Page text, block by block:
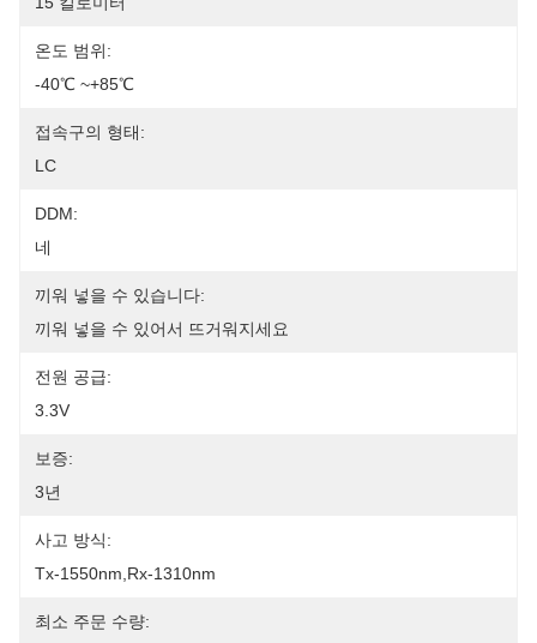
온도 범위:
-40℃ ~+85℃
접속구의 형태:
LC
DDM:
네
끼워 넣을 수 있습니다:
끼워 넣을 수 있어서 뜨거워지세요
전원 공급:
3.3V
보증:
3년
사고 방식:
Tx-1550nm,Rx-1310nm
최소 주문 수량: